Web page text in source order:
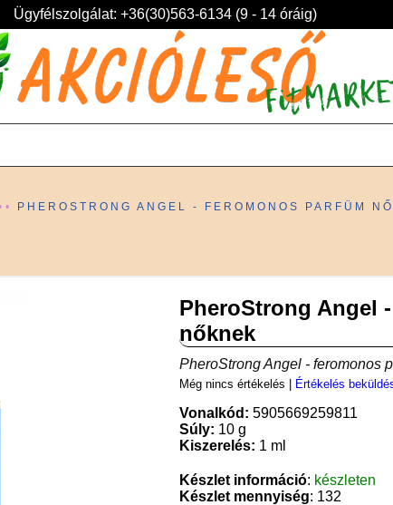
Ügyfélszolgálat: +36(30)563-6134 (9 - 14 óráig)
PHEROSTRONG ANGEL - FEROMONOS PARFÜM
PheroStrong Angel
nőknek
PheroStrong Angel - feromonos
Még nincs értékelés Értékelés
Vonalkód: 5905669259811
Súly: 10 g
Kiszerelés: 1 ml
Készlet információ: készleten
Készlet mennyiség: 132